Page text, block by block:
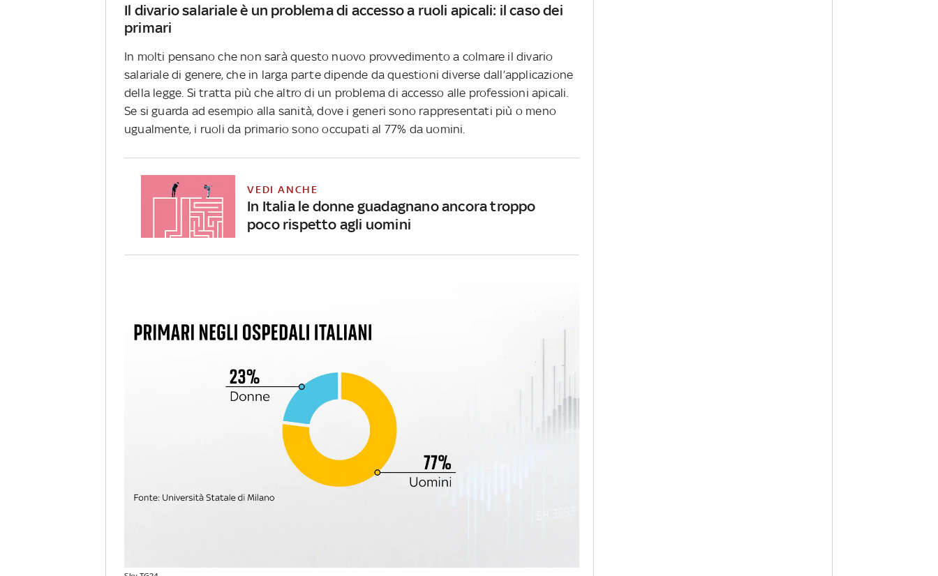
Il divario salariale è un problema di accesso a ruoli apicali: il caso dei
primari
In molti pensano che non sarà questo nuovo provvedimento a colmare il divario
salariale di genere, che in larga parte dipende da questioni diverse dall’applicazione
della legge. Si tratta più che altro di un problema di accesso alle professioni apicali.
Se si guarda ad esempio alla sanità, dove i generi sono rappresentati più o meno
ugualmente, i ruoli da primario sono occupati al 77% da uomini.
VEDI ANCHE
In Italia le donne guadagnano ancora troppo
poco rispetto agli uomini